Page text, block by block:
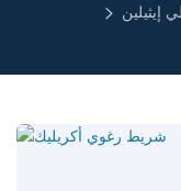
إيثيلين